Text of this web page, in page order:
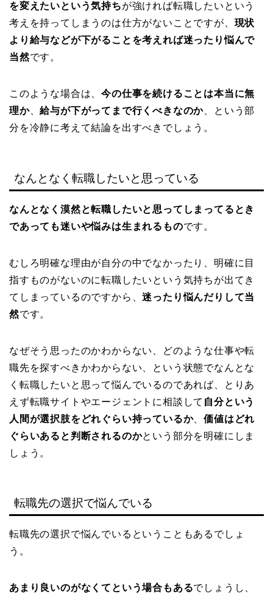
を変えたいという気持ちが強ければ転職したいという
考えを持ってしまうのは仕方がないことですが、 現状
より給与などが下がることを考えれば迷ったり悩んで
当然です。
このような場合は、今の仕事を続けることは本当に無
理か、給与が下がってまで行くべきなのか、という部
分を冷静に考えて結論を出すべきでしょう。
なんとなく転職したいと思っている
なんとなく漠然と転職したいと思ってしまってるとき
であっても迷いや悩みは生まれるものです。
むしろ明確な理由が自分の中でなかったり、明確に目
指すものがないのに転職したいという気持ちが出てき
てしまっているのですから、迷ったり悩んだりして当
然です。
なぜそう思ったのかわからない、どのような仕事や転
職先を探すべきかわからない、という状態でなんとな
く転職したいと思って悩んでいるのであれば、とりあ
えず転職サイトやエージェントに相談して 自分という
人間が選択肢をどれぐらい持っているか、価値はどれ
ぐらいあると判断されるのかという部分を明確にしま
しょう。
転職先の選択で悩んでいる
転職先の選択で悩んでいるということもあるでしょ
う。
あまり良いのがなくてという場合もあるでしょうし、